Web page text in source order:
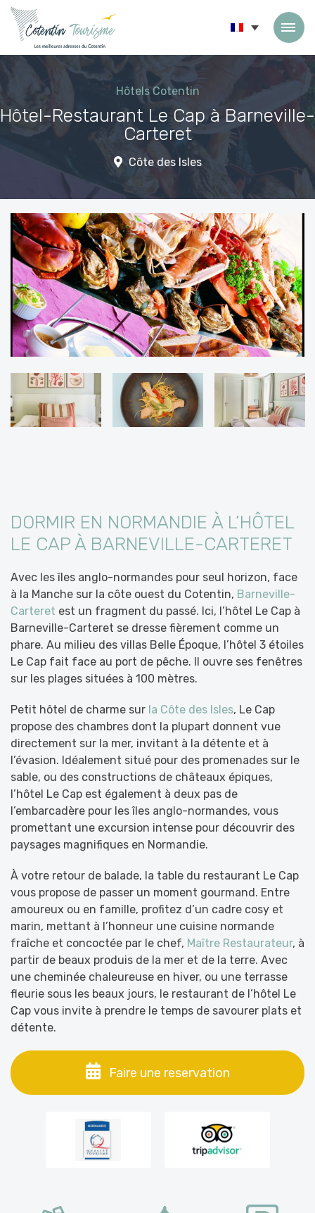
Passer au contenu
Hôtels Cotentin
Hôtel-Restaurant Le Cap à Barneville-
Carteret
Côte des Isles
DORMIR EN NORMANDIE À L’HÔTEL
LE CAP À BARNEVILLE-CARTERET
Avec les îles anglo-normandes pour seul horizon, face
à la Manche sur la côte ouest du Cotentin, Barneville-
Carteret est un fragment du passé. Ici, l’hôtel Le Cap à
Barneville-Carteret se dresse fièrement comme un
phare. Au milieu des villas Belle Époque, l’hôtel 3 étoiles
Le Cap fait face au port de pêche. Il ouvre ses fenêtres
sur les plages situées à 100 mètres.
Petit hôtel de charme sur la Côte des Isles, Le Cap
propose des chambres dont la plupart donnent vue
directement sur la mer, invitant à la détente et à
l’évasion. Idéalement situé pour des promenades sur le
sable, ou des constructions de châteaux épiques,
l’hôtel Le Cap est également à deux pas de
l’embarcadère pour les îles anglo-normandes, vous
promettant une excursion intense pour découvrir des
paysages magnifiques en Normandie.
À votre retour de balade, la table du restaurant Le Cap
vous propose de passer un moment gourmand. Entre
amoureux ou en famille, profitez d’un cadre cosy et
marin, mettant à l’honneur une cuisine normande
fraîche et concoctée par le chef, Maître Restaurateur, à
partir de beaux produis de la mer et de la terre. Avec
une cheminée chaleureuse en hiver, ou une terrasse
fleurie sous les beaux jours, le restaurant de l’hôtel Le
Cap vous invite à prendre le temps de savourer plats et
détente.
Faire une reservation